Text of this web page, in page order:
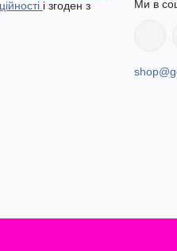
і згоден з
Ми в